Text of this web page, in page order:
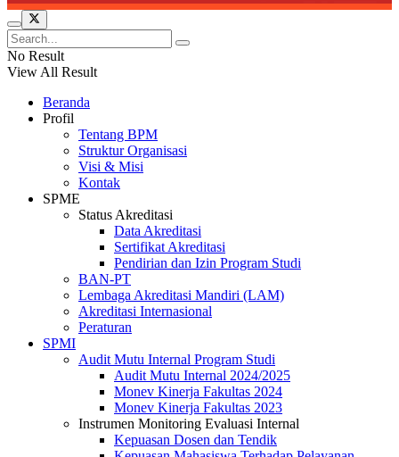
No Result
View All Result
Beranda
Profil
Tentang BPM
Struktur Organisasi
Visi & Misi
Kontak
SPME
Status Akreditasi
Data Akreditasi
Sertifikat Akreditasi
Pendirian dan Izin Program Studi
BAN-PT
Lembaga Akreditasi Mandiri (LAM)
Akreditasi Internasional
Peraturan
SPMI
Audit Mutu Internal Program Studi
Audit Mutu Internal 2024/2025
Monev Kinerja Fakultas 2024
Monev Kinerja Fakultas 2023
Instrumen Monitoring Evaluasi Internal
Kepuasan Dosen dan Tendik